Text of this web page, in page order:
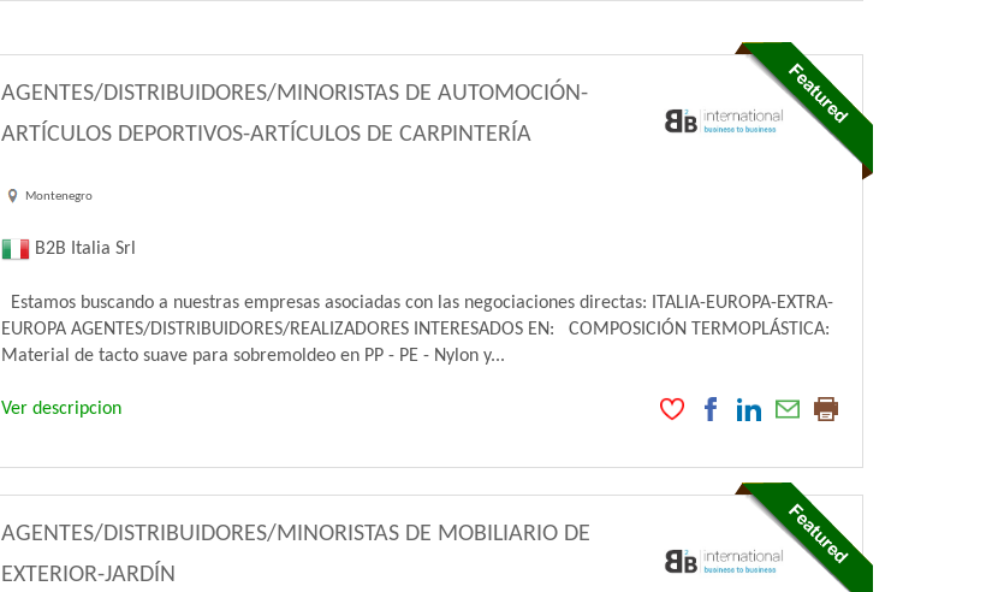
AGENTES/DISTRIBUIDORES/MINORISTAS DE AUTOMOCIÓN-
ARTÍCULOS DEPORTIVOS-ARTÍCULOS DE CARPINTERÍA
Montenegro
B2B Italia Srl
Estamos buscando a nuestras empresas asociadas con las negociaciones directas: ITALIA-EUROPA-EXTRA-
EUROPA AGENTES/DISTRIBUIDORES/REALIZADORES INTERESADOS EN: COMPOSICIÓN TERMOPLÁSTICA:
Material de tacto suave para sobremoldeo en PP - PE - Nylon y...
Ver descripcion
AGENTES/DISTRIBUIDORES/MINORISTAS DE MOBILIARIO DE
EXTERIOR-JARDÍN